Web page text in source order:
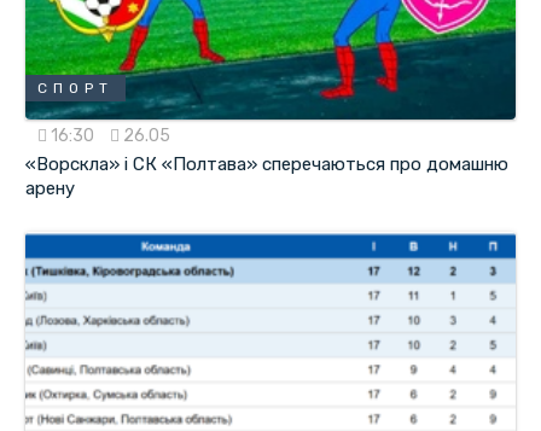
СПОРТ
16:30 26.05
«Ворскла» і СК «Полтава» сперечаються про домашню
арену